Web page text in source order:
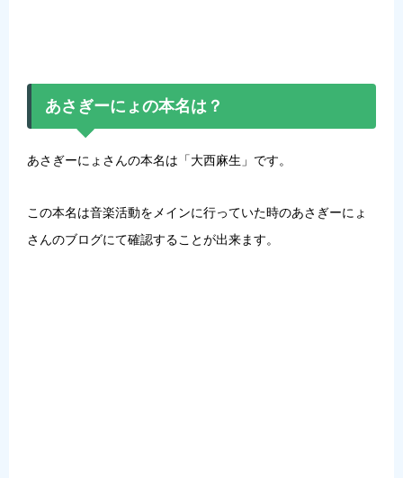
あさぎーにょの本名は？
あさぎーにょさんの本名は「大西麻生 」です。
この本名は音楽活動をメインに行っていた時のあさぎーにょ
さんのブログにて確認することが出来ます。